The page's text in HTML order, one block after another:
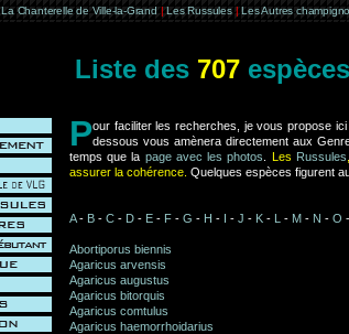
La Chanterelle de Ville-la-Grand | Les Russules | Les Autres
Liste des 707
Pour faciliter les recherches, je vous propose
dessous vous amènera directement aux
temps que la page avec les photos Les Russules
assurer la cohérence. Quelques espèces figurent
A- B - C - D - E - F - G - H - I - J - K - L - M - N - O -
Abortiporus biennis
Agaricus arvensis
Agaricus augustus
Agaricus bitorquis
Agaricus comtulus
Agaricus haemorrhoidarius